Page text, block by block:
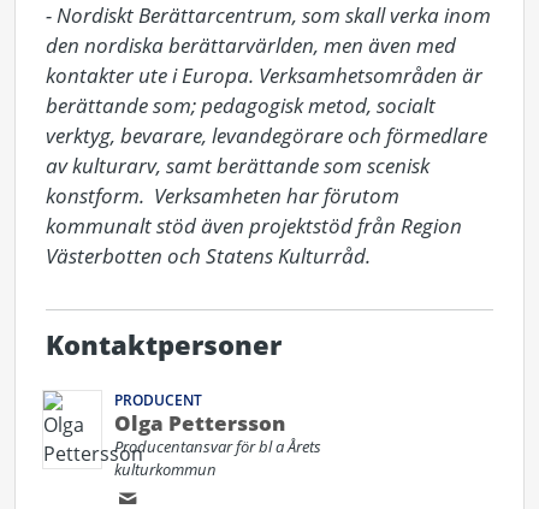
- Nordiskt Berättarcentrum, som skall verka inom
den nordiska berättarvärlden, men även med
kontakter ute i Europa. Verksamhetsområden är
berättande som; pedagogisk metod, socialt
verktyg, bevarare, levandegörare och förmedlare
av kulturarv, samt berättande som scenisk
konstform.  Verksamheten har förutom
kommunalt stöd även projektstöd från Region
Västerbotten och Statens Kulturråd.
Kontaktpersoner
PRODUCENT
Olga Pettersson
Producentansvar för bl a Årets
kulturkommun